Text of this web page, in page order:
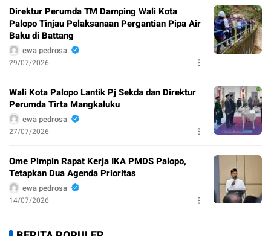
Direktur Perumda TM Damping Wali Kota
Palopo Tinjau Pelaksanaan Pergantian Pipa Air
Baku di Battang
ewa pedrosa
29/07/2026
Wali Kota Palopo Lantik Pj Sekda dan Direktur
Perumda Tirta Mangkaluku
ewa pedrosa
27/07/2026
Ome Pimpin Rapat Kerja IKA PMDS Palopo,
Tetapkan Dua Agenda Prioritas
ewa pedrosa
14/07/2026